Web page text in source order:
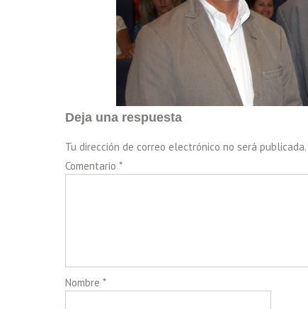
Deja una respuesta
Tu dirección de correo electrónico no será publicada.
Comentario *
Nombre *